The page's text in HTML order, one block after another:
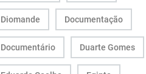
Diomande Documentação
Documentário Duarte Gomes